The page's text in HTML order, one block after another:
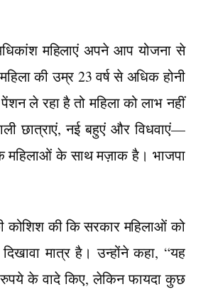
महिलाएं अपने आप योजना से
की उम्र 23 वर्ष से अधिक होनी
ले रहा है तो महिला को लाभ नहीं
छात्राएं, नई बहुएं और विधवाएं—
महिलाओं के साथ मज़ाक है। भाजपा
कोशिश की कि सरकार महिलाओं को
मात्र है। उन्होंने कहा, “यह
के वादे किए, लेकिन फायदा कुछ